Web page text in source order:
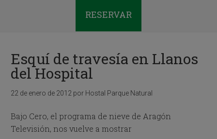
RESERVAR
Esquí de travesía en Llanos
del Hospital
22 de enero de 2012 por Hostal Parque Natural
Bajo Cero, el programa de nieve de Aragón
Televisión, nos vuelve a mostrar